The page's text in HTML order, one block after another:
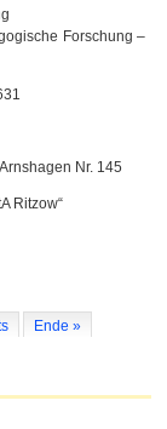
Forschung –
Nr. 145
Ritzow“
Ende »